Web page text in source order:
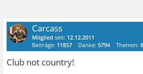
Carcass
Mitglied seit: 12.12.2011
Beiträge: 11857 Danke:5794 Themen:
Club not country!